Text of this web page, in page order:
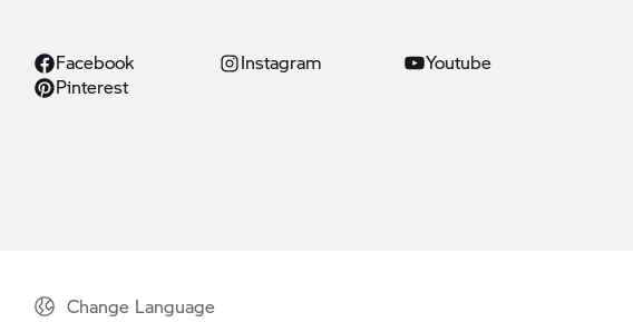
Facebook Instagram
Youtube
Pinterest
Change Language